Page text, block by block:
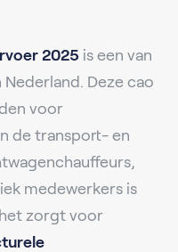
2025 is een van
Deze cao
voor
de transport- en
medewerkers is
zorgt voor